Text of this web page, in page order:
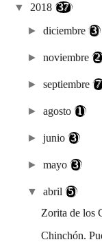
▼ 2018 (37)
►diciembre(3)
►noviembre
►septiembre
►agosto(1)
►junio(3)
►mayo(3)
▼abril(5)
Zorita de los
Chinchón.